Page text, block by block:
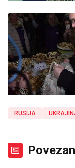
RUSIJA